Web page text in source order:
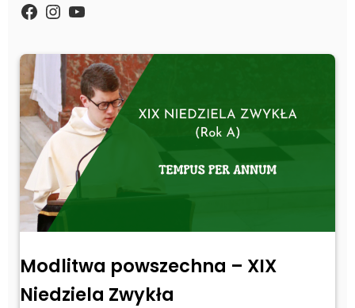
https://www.facebook.com/
Instagram
YouTube
Modlitwa powszechna – XIX
Niedziela Zwykła